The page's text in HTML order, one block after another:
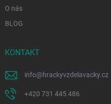
O nás
BLOG
KONTAKT
info@hrackyvzdelavacky.cz
+420 731 445 486